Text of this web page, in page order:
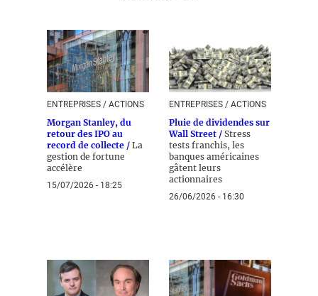
ENTREPRISES / ACTIONS
Morgan Stanley, du
retour des IPO au
record de collecte / La
gestion de fortune
accélère
15/07/2026 - 18:25
ENTREPRISES / ACTIONS
Pluie de dividendes sur
Wall Street / Stress
tests franchis, les
banques américaines
gâtent leurs
actionnaires
26/06/2026 - 16:30